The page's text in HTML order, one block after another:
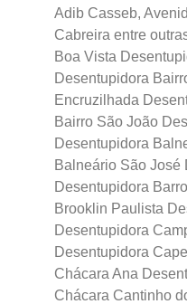
Adib Casseb,
Cabreira entre
Boa Vista
Desentupidora
Encruzilhada
Bairro São João
Desentupidora
Balneário São José
Desentupidora
Brooklin Paulista
Desentupidora
Desentupidora
Chácara Ana
Chácara Cantinho